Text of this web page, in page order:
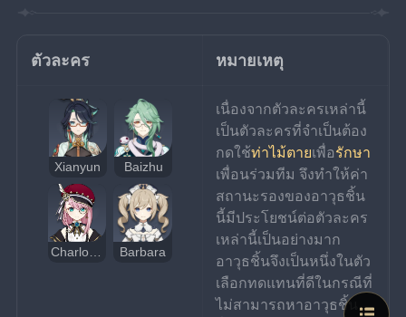
ตัวละคร หมายเหตุ
Xianyun Baizhu
Barbara
เนื่องจากตัวละครเหล่านี้
เป็นตัวละครที่จำเป็นต้อง
กดใช้ท่าไม้ตายเพื่อรักษา
เพื่อนร่วมทีม จึงทำให้ค่า
สถานะรองของอาวุธชิ้น
นี้มีประโยชน์ต่อตัวละคร
เหล่านี้เป็นอย่างมาก
อาวุธชิ้นจึงเป็นหนึ่งในตัว
เลือกทดแทนที่ดีในกรณีที่
ไม่สามารถหาอาวุธชิ้น